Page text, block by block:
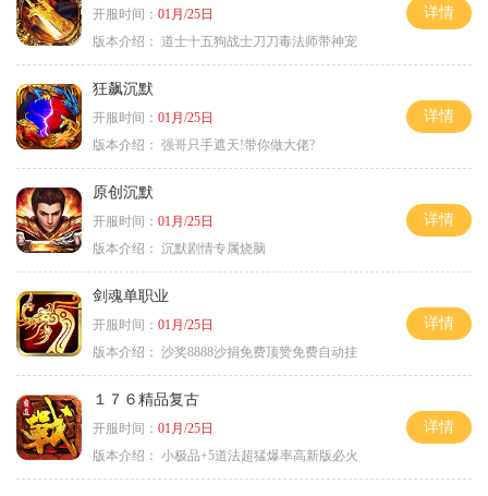
开服时间： 01月/25日
版本介绍： 道士十五狗战士刀刀毒法师带神宠
详情
狂飙沉默
开服时间： 01月/25日
版本介绍： 强哥只手遮天!带你做大佬?
详情
原创沉默
开服时间： 01月/25日
版本介绍： 沉默剧情专属烧脑
详情
剑魂单职业
开服时间： 01月/25日
版本介绍： 沙奖8888沙捐免费顶赞免费自动挂
详情
１７６精品复古
开服时间： 01月/25日
版本介绍： 小极品+5道法超猛爆率高新版必火
详情